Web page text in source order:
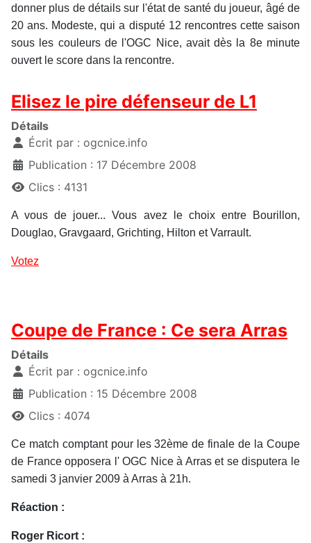
donner plus de détails sur l'état de santé du joueur, âgé de
20 ans. Modeste, qui a disputé 12 rencontres cette saison
sous les couleurs de l'OGC Nice, avait dès la 8e minute
ouvert le score dans la rencontre.
Elisez le pire défenseur de L1
Détails
Écrit par : ogcnice.info
Publication : 17 Décembre 2008
Clics : 4131
A vous de jouer... Vous avez le choix entre Bourillon,
Douglao, Gravgaard, Grichting, Hilton et Varrault.
Votez
Coupe de France : Ce sera Arras
Détails
Écrit par : ogcnice.info
Publication : 15 Décembre 2008
Clics : 4074
Ce match comptant pour les 32ème de finale de la Coupe
de France opposera l' OGC Nice à Arras et se disputera le
samedi 3 janvier 2009 à Arras à 21h.
Réaction :
Roger Ricort :